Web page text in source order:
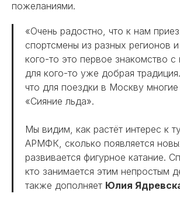
пожеланиями.
«Очень радостно, что к нам
спортсмены из разных регионов
кого-то это первое знакомство
для кого-то уже добрая
что для поездки в Москву
«Сияние льда».
Мы видим, как растёт интерес к
АРМФК, сколько появляется
развивается фигурное катание.
кто занимается этим непростым
также дополняет Юлия